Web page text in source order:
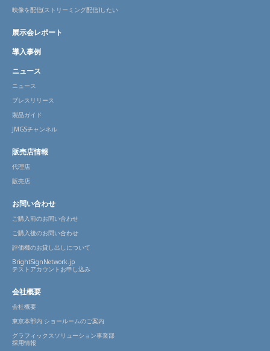
映像を配信(ストリーミング配信)したい
展示会レポート
導入事例
ニュース
ニュース
プレスリリース
製品ガイド
JMGSチャンネル
販売店情報
代理店
販売店
お問い合わせ
ご購入前のお問い合わせ
ご購入後のお問い合わせ
評価機のお貸し出しについて
BrightSignNetwork.jp
テストアカウントお申し込み
会社概要
会社概要
東京本部内 ショールームのご案内
グラフィックスソリューション事業部
採用情報